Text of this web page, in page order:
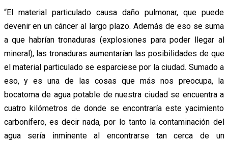
“El material particulado causa daño pulmonar, que puede
devenir en un cáncer al largo plazo. Además de eso se suma
a que habrían tronaduras (explosiones para poder llegar al
mineral), las tronaduras aumentarían las posibilidades de que
el material particulado se esparciese por la ciudad. Sumado a
eso, y es una de las cosas que más nos preocupa, la
bocatoma de agua potable de nuestra ciudad se encuentra a
cuatro kilómetros de donde se encontraría este yacimiento
carbonífero, es decir nada, por lo tanto la contaminación del
agua sería inminente al encontrarse tan cerca de un